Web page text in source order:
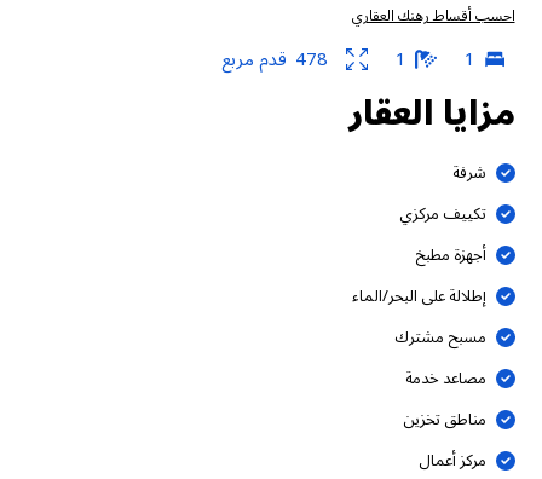
احسب أقساط رهنك العقاري
1
1
478 قدم مربع
مزايا العقار
شرفة
تكييف مركزي
أجهزة مطبخ
إطلالة على البحر/الماء
مسبح مشترك
مصاعد خدمة
مناطق تخزين
مركز أعمال